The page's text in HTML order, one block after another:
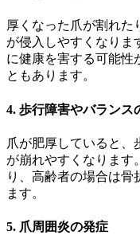
厚くなった爪が割れた
が侵入しやすくなりま
に健康を害する可能性
ともあります。
4. 歩行障害やバランス
爪が肥厚していると、
が崩れやすくなります
り、高齢者の場合は骨
ます。
5. 爪周囲炎の発症